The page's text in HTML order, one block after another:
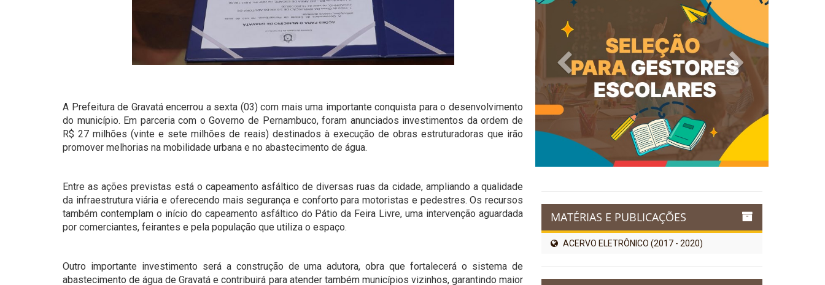
A Prefeitura de Gravatá encerrou a sexta (03) com mais uma importante conquista para o desenvolvimento
do município. Em parceria com o Governo de Pernambuco, foram anunciados investimentos da ordem de
R$ 27 milhões (vinte e sete milhões de reais) destinados à execução de obras estruturadoras que irão
promover melhorias na mobilidade urbana e no abastecimento de água.
Entre as ações previstas está o capeamento asfáltico de diversas ruas da cidade, ampliando a qualidade
da infraestrutura viária e oferecendo mais segurança e conforto para motoristas e pedestres. Os recursos
também contemplam o início do capeamento asfáltico do Pátio da Feira Livre, uma intervenção aguardada
por comerciantes, feirantes e pela população que utiliza o espaço.
Outro importante investimento será a construção de uma adutora, obra que fortalecerá o sistema de
abastecimento de água de Gravatá e contribuirá para atender também municípios vizinhos, garantindo maior
Previous Next
MATÉRIAS E PUBLICAÇÕES
ACERVO ELETRÔNICO (2017 - 2020)